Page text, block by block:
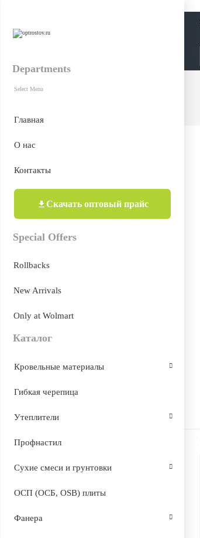
Departments
Select Menu
Главная
О нас
Контакты
Скачать оптовый прайс
Special Offers
Rollbacks
New Arrivals
Only at Wolmart
Каталог
Кровельные материалы
Гибкая черепица
Утеплители
Профнастил
Сухие смеси и грунтовки
ОСП (ОСБ, OSB) плиты
Фанера